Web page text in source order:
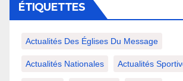
ÉTIQUETTES
Actualités Des Églises Du Message
Actualités Nationales Actualités